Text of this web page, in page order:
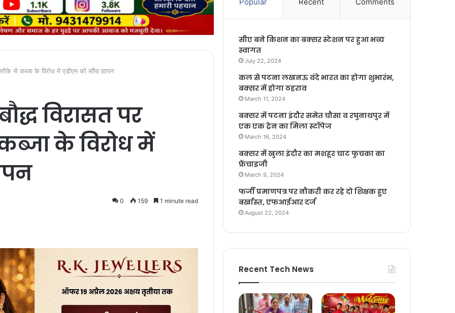
से कब्जा के विरोध में एडीएम को सौंपा ज्ञापन
विरासत पर
के विरोध में
0 159 1 minute read
सीए बने किशन का बक्सर स्टेशन पर हुआ भव्य
स्वागत
July 22, 2024
कल से पटना लखनऊ वंदे भारत का होगा शुभारंभ,
बक्सर में होगा ठहराव
March 11, 2024
बक्सर में पटना इंदौर समेत चौसा व रघुनाथपुर में
एक एक ट्रेन का मिला स्टॉपेज
March 16, 2024
बक्सर में खुला इंदौर का मशहूर चाट फुचका का
फ्रेंचाइजी
March 9, 2024
फर्जी प्रमाणपत्र पर नौकरी कर रहे दो शिक्षक हुए
बर्खास्त, एफआईआर दर्ज
August 22, 2024
Recent Tech News